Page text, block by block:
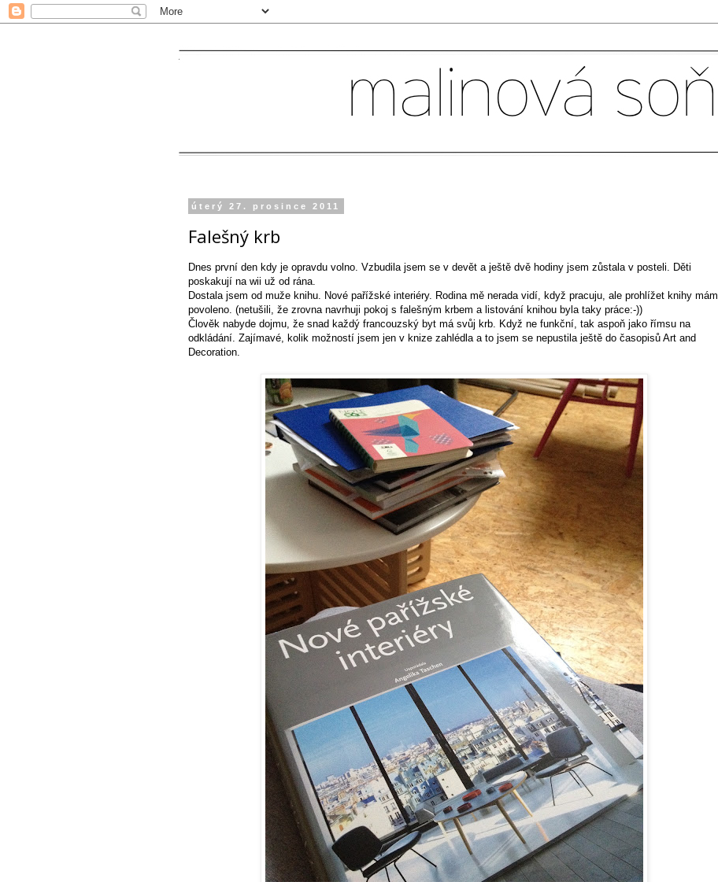
úterý 27. prosince 2011
Falešný krb
Dnes první den kdy je opravdu volno. Vzbudila jsem se v devět a ještě dvě hodiny jsem zůstala v posteli. Děti
poskakují na wii už od rána.
Dostala jsem od muže knihu. Nové pařížské interiéry. Rodina mě nerada vidí, když pracuju, ale prohlížet knihy mám
povoleno. (netušili, že zrovna navrhuji pokoj s falešným krbem a listování knihou byla taky práce:-))
Člověk nabyde dojmu, že snad každý francouzský byt má svůj krb. Když ne funkční, tak aspoň jako římsu na
odkládání. Zajímavé, kolik možností jsem jen v knize zahlédla a to jsem se nepustila ještě do časopisů Art and
Decoration.